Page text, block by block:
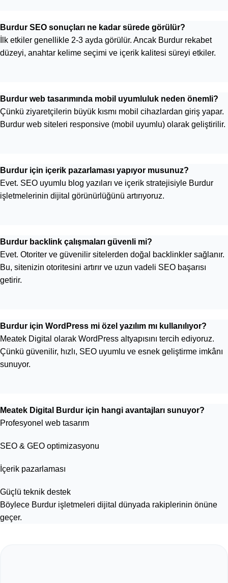
Burdur SEO sonuçları ne kadar sürede görülür?
İlk etkiler genellikle 2-3 ayda görülür. Ancak Burdur rekabet
düzeyi, anahtar kelime seçimi ve içerik kalitesi süreyi etkiler.
Burdur web tasarımında mobil uyumluluk neden önemli?
Çünkü ziyaretçilerin büyük kısmı mobil cihazlardan giriş yapar.
Burdur web siteleri responsive (mobil uyumlu) olarak geliştirilir.
Burdur için içerik pazarlaması yapıyor musunuz?
Evet. SEO uyumlu blog yazıları ve içerik stratejisiyle Burdur
işletmelerinin dijital görünürlüğünü artırıyoruz.
Burdur backlink çalışmaları güvenli mi?
Evet. Otoriter ve güvenilir sitelerden doğal backlinkler sağlanır.
Bu, sitenizin otoritesini artırır ve uzun vadeli SEO başarısı
getirir.
Burdur için WordPress mi özel yazılım mı kullanılıyor?
Meatek Digital olarak WordPress altyapısını tercih ediyoruz.
Çünkü güvenilir, hızlı, SEO uyumlu ve esnek geliştirme imkânı
sunuyor.
Meatek Digital Burdur için hangi avantajları sunuyor?
Profesyonel web tasarım
SEO & GEO optimizasyonu
İçerik pazarlaması
Güçlü teknik destek
Böylece Burdur işletmeleri dijital dünyada rakiplerinin önüne
geçer.